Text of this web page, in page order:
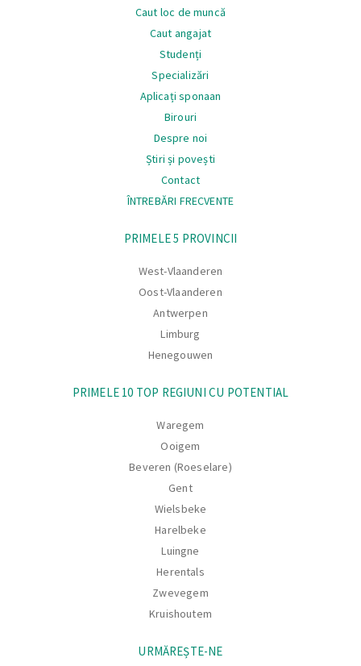
Caut loc de muncă
Caut angajat
Studenți
Specializări
Aplicați sponaan
Birouri
Despre noi
Știri și povești
Contact
ÎNTREBĂRI FRECVENTE
PRIMELE 5 PROVINCII
West-Vlaanderen
Oost-Vlaanderen
Antwerpen
Limburg
Henegouwen
PRIMELE 10 TOP REGIUNI CU POTENTIAL
Waregem
Ooigem
Beveren (Roeselare)
Gent
Wielsbeke
Harelbeke
Luingne
Herentals
Zwevegem
Kruishoutem
URMĂREȘTE-NE